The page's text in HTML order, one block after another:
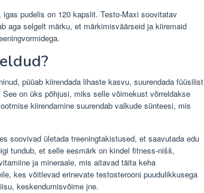
pudelis on 120 kapslit. Testo-Maxi soovitatav
aga selgelt märku, et märkimisväärseid ja kiiremaid
püüab kiirendada lihaste kasvu, suurendada füüsilist
on üks põhjusi, miks selle võimekust võrreldakse
kiirendamine suurendab valkude sünteesi, mis
soovivad ületada treeningtakistused, et saavutada edu
tundub, et selle eesmärk on kindel fitness-nišš,
ja mineraale, mis aitavad täita keha
kes võitlevad erinevate testosterooni puudulikkusega
keskendumisvõime jne.